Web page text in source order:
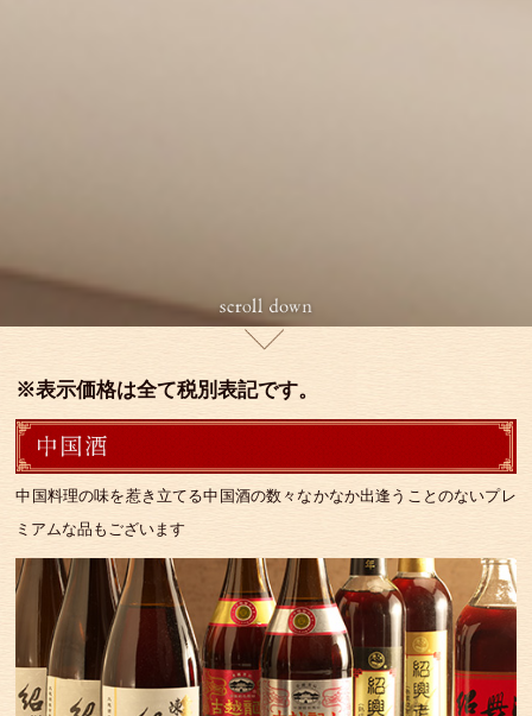
※表示価格は全て税別表記です。
中国料理の味を惹き立てる中国酒の数々なかなか出逢うことのないプレ
ミアムな品もございます